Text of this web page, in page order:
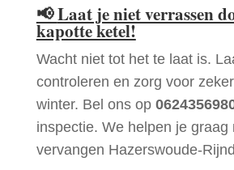
📢Laat je niet verrassen
kapotte ketel!
Wacht niet tot het te laat is.
controleren en zorg voor
winter. Bel ons op
inspectie. We helpen je graag
vervangen Hazerswoude-